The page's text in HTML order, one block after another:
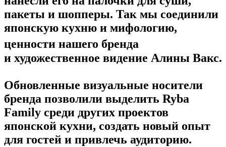
пакеты и шопперы. Так мы соединили
японскую кухню и мифологию,
ценности нашего бренда
и художественное видение Алины Вакс.
Обновленные визуальные носители
бренда позволили выделить Ryba
Family среди других проектов
японской кухни, создать новый опыт
для гостей и привлечь аудиторию.